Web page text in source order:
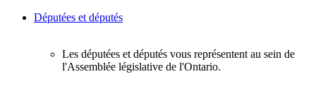
Députées et députés
Les députées et députés vous représentent au sein de
l'Assemblée législative de l'Ontario.